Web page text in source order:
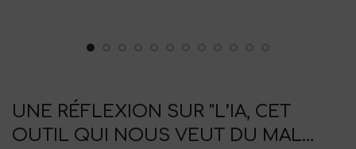
UNE RÉFLEXION SUR " L’IA, CET
OUTIL QUI NOUS VEUT DU MAL…